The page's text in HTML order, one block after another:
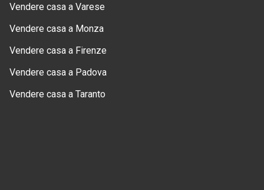
Vendere casa a Varese
Vendere casa a Monza
Vendere casa a Firenze
Vendere casa a Padova
Vendere casa a Taranto